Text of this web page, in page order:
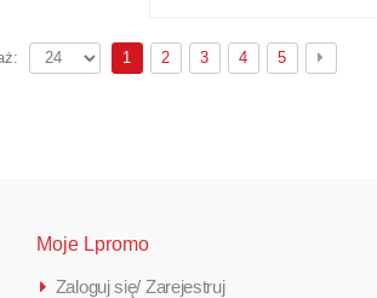
1 2 3 4 5
Moje Lpromo
Zaloguj się/ Zarejestruj